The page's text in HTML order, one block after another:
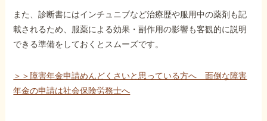
また、診断書にはインチュニブなど治療歴や服用中の薬剤も記
載されるため、服薬による効果・副作用の影響も客観的に説明
できる準備をしておくとスムーズです。
＞＞障害年金申請めんどくさいと思っている方へ 面倒な障害
年金の申請は社会保険労務士へ